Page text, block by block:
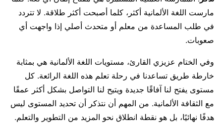
مارست اللغة الألمانية أكثر، كلما أصبحت أكثر طلاقة. لا تتردد
في طلب المساعدة من معلم أو متحدث أصلي إذا واجهت أي
صعوبات.
وفي الختام عزيزي القارئ، مستويات اللغة الألمانية هي بمثابة
خارطة طريق تساعدنا في رحلة تعلم هذه اللغة الرائعة. كل
مستوى يفتح لنا آفاقًا جديدة ويتيح لنا التواصل بشكل أكثر عمقًا
مع الثقافة الألمانية. من المهم أن نتذكر أن تحديد المستوى ليس
هدفًا نهائيًا، بل هو نقطة انطلاق نحو المزيد من التطوير والتعلم.